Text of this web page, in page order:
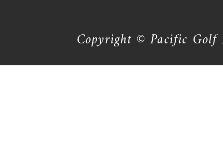
Copyright © Pacific Golf